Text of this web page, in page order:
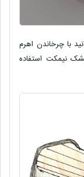
با چرخاندن اهرم
نیمکت استفاده